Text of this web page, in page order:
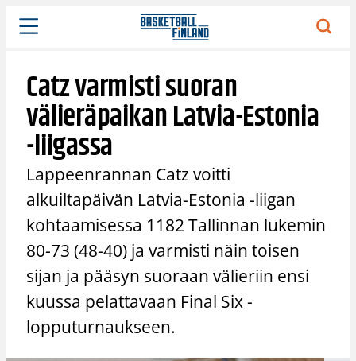
Siirry
sisältöön
Catz varmisti suoran
välieräpaikan Latvia-Estonia
-liigassa
Lappeenrannan Catz voitti
alkuiltapäivän Latvia-Estonia -liigan
kohtaamisessa 1182 Tallinnan lukemin
80-73 (48-40) ja varmisti näin toisen
sijan ja pääsyn suoraan välieriin ensi
kuussa pelattavaan Final Six -
lopputurnaukseen.